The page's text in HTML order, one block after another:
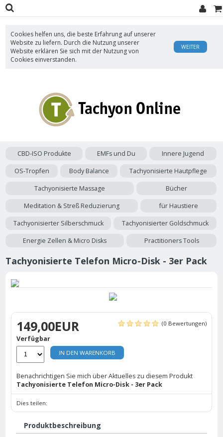
Cookies helfen uns, die beste Erfahrung auf unserer
Website zu liefern. Durch die Nutzung unserer
Website erklären Sie sich mit der Nutzung von
Cookies einverstanden.
WEITER
CBD-ISO Produkte EMFs und Du Innere Jugend
OS-Tropfen Body Balance Tachyonisierte Hautpflege
Tachyonisierte Massage Bücher
Meditation & Streß Reduzierung für Haustiere
Tachyonisierter Silberschmuck Tachyonisierter Goldschmuck
Energie Zellen & Micro Disks Practitioners Tools
Tachyonisierte Telefon Micro-Disk - 3er Pack
149,00EUR (0 Bewertungen)
Verfügbar
IN DEN WARENKORB
Benachrichtigen Sie mich über Aktuelles zu diesem Produkt
Tachyonisierte Telefon Micro-Disk - 3er Pack
Dies teilen:
Produktbeschreibung